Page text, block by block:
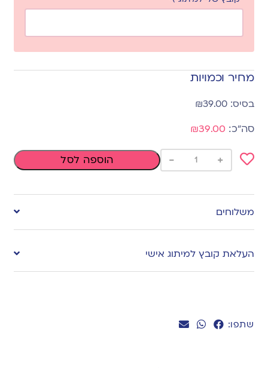
שתפו:
מחיר וכמויות
₪39.00
₪39.00
to
wishlist
+
- הוספה לסל
משלוחים
העלאת קובץ למיתוג אישי